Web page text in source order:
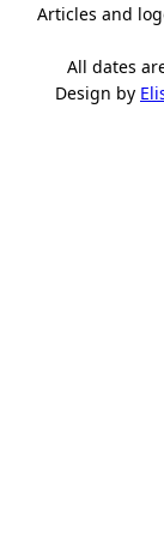
Articles and
All dates
Design by